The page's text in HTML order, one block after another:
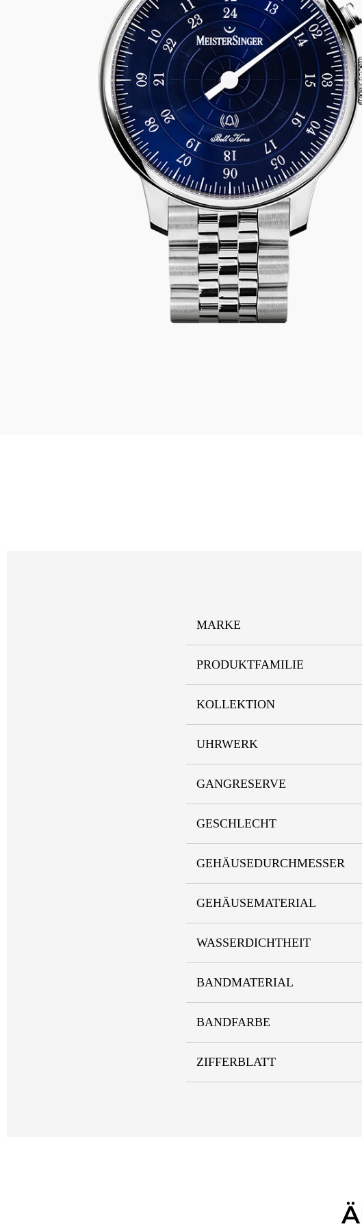
MARKE
PRODUKTFAMILIE
KOLLEKTION
UHRWERK
GANGRESERVE
GESCHLECHT
GEHÄUSEDURCHMESSER
GEHÄUSEMATERIAL
WASSERDICHTHEIT
BANDMATERIAL
BANDFARBE
ZIFFERBLATT